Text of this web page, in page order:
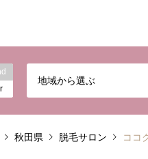
地域から選ぶ
秋田県 脱毛サロン ココ